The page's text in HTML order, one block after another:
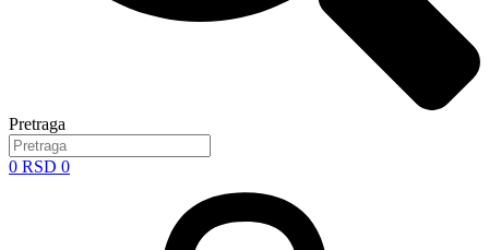
Pretraga
0 RSD 0